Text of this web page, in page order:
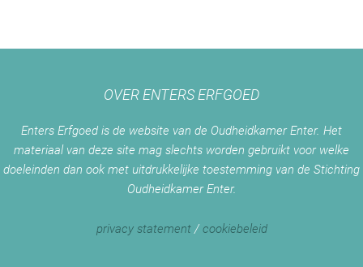
OVER ENTERS ERFGOED
Enters Erfgoed is de website van de Oudheidkamer Enter. Het
materiaal van deze site mag slechts worden gebruikt voor welke
doeleinden dan ook met uitdrukkelijke toestemming van de Stichting
Oudheidkamer Enter.
privacy statement/cookiebeleid